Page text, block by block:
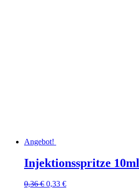
Angebot!
Injektionsspritze 10ml
0,36€ Ursprünglicher
0,33 €Aktueller